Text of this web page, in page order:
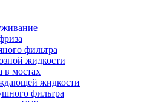
фильтра
жидкости
в мостах
жидкости
фильтра